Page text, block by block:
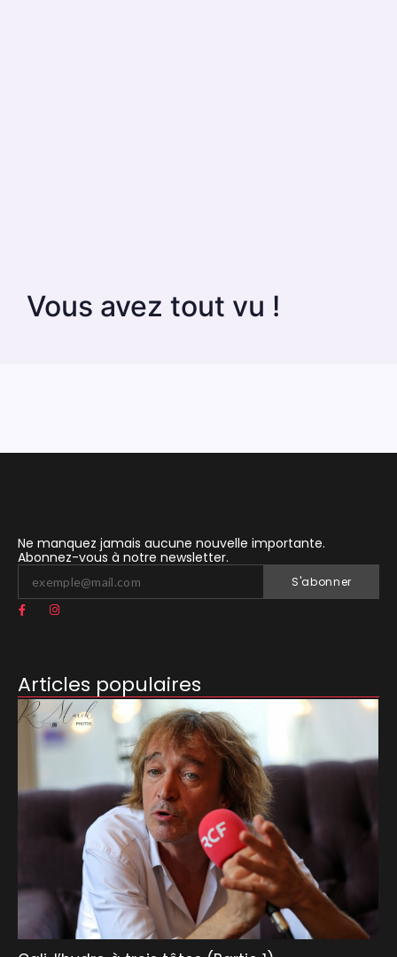
Vous avez tout vu !
Ne manquez jamais aucune nouvelle importante.
Abonnez-vous à notre newsletter.
S'abonner
Articles populaires